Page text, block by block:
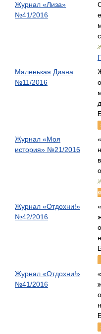
Журнал «Лиза»
№41/2016
Маленькая Диана
№11/2016
Журнал «Моя
история» №21/2016
Журнал «Отдохни!»
№42/2016
Журнал «Отдохни!»
№41/2016